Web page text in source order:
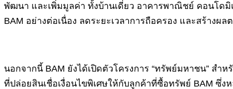
พัฒนา และเพิ่มมูลค่า ทั้งบ้านเดี่ยว อาคารพาณิชย์ คอนโดมิ
BAM อย่างต่อเนื่อง ลดระยะเวลาการถือครอง และสร้างผ
นอกจากนี้ BAM ยังได้เปิดตัวโครงการ “ทรัพย์มหาชน” ส
ที่ปล่อยสินเชื่อเงื่อนไขพิเศษให้กับลูกค้าที่ซื้อทรัพย์ BAM ซึ่ง